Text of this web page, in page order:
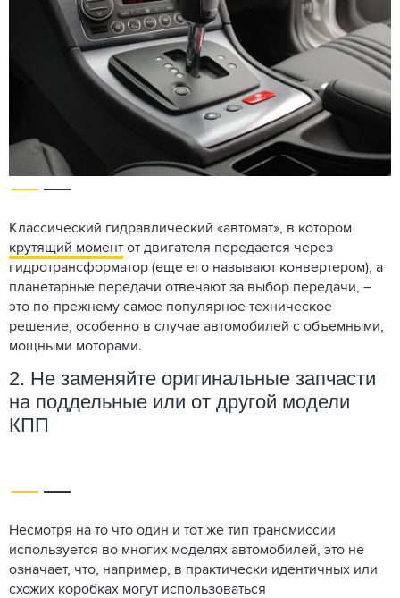
Классический гидравлический «автомат», в котором
крутящий момент от двигателя передается через
гидротрансформатор (еще его называют конвертером), а
планетарные передачи отвечают за выбор передачи, –
это по-прежнему самое популярное техническое
решение, особенно в случае автомобилей с объемными,
мощными моторами.
2. Не заменяйте оригинальные запчасти
на поддельные или от другой модели
КПП
Несмотря на то что один и тот же тип трансмиссии
используется во многих моделях автомобилей, это не
означает, что, например, в практически идентичных или
схожих коробках могут использоваться